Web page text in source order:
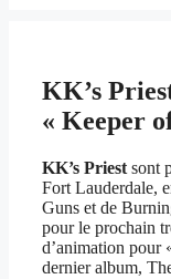
KK’s
« Keeper
KK’s Priest sont
Fort Lauderdale,
Guns et de
pour le prochain
d’animation pour
dernier album,